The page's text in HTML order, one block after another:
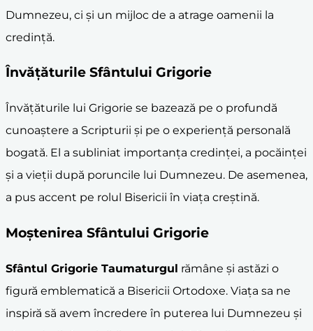
Dumnezeu, ci și un mijloc de a atrage oamenii la
credință.
Învățăturile Sfântului Grigorie
Învățăturile lui Grigorie se bazează pe o profundă
cunoaștere a Scripturii și pe o experiență personală
bogată. El a subliniat importanța credinței, a pocăinței
și a vieții după poruncile lui Dumnezeu. De asemenea,
a pus accent pe rolul Bisericii în viața creștină.
Moștenirea Sfântului Grigorie
Sfântul Grigorie Taumaturgul rămâne și astăzi o
figură emblematică a Bisericii Ortodoxe. Viața sa ne
inspiră să avem încredere în puterea lui Dumnezeu și